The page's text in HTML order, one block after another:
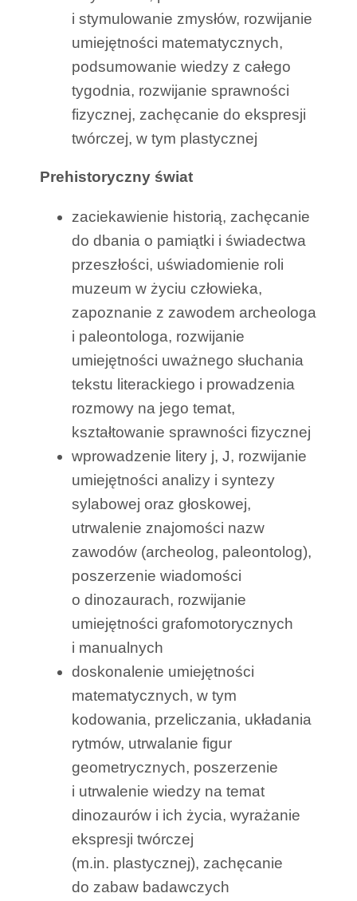
i stymulowanie zmysłów, rozwijanie
umiejętności matematycznych,
podsumowanie wiedzy z całego
tygodnia, rozwijanie sprawności
fizycznej, zachęcanie do ekspresji
twórczej, w tym plastycznej
Prehistoryczny świat
zaciekawienie historią, zachęcanie
do dbania o pamiątki i świadectwa
przeszłości, uświadomienie roli
muzeum w życiu człowieka,
zapoznanie z zawodem archeologa
i paleontologa, rozwijanie
umiejętności uważnego słuchania
tekstu literackiego i prowadzenia
rozmowy na jego temat,
kształtowanie sprawności fizycznej
wprowadzenie litery j, J, rozwijanie
umiejętności analizy i syntezy
sylabowej oraz głoskowej,
utrwalenie znajomości nazw
zawodów (archeolog, paleontolog),
poszerzenie wiadomości
o dinozaurach, rozwijanie
umiejętności grafomotorycznych
i manualnych
doskonalenie umiejętności
matematycznych, w tym
kodowania, przeliczania, układania
rytmów, utrwalanie figur
geometrycznych, poszerzenie
i utrwalenie wiedzy na temat
dinozaurów i ich życia, wyrażanie
ekspresji twórczej
(m.in. plastycznej), zachęcanie
do zabaw badawczych